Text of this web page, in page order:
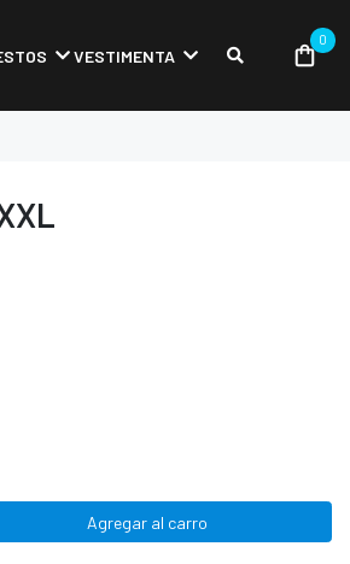
VESTIMENTA
0
Agregar al carro